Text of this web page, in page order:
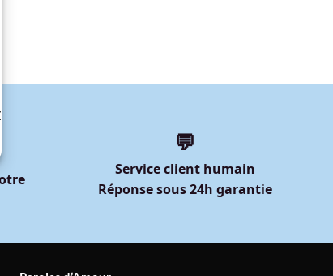
💬
Service client humain
Réponse sous 24h garantie